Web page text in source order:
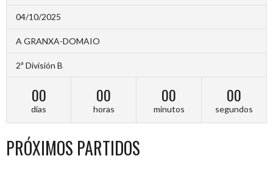
04/10/2025
A GRANXA-DOMAIO
2ª División B
00
días
00
horas
00
minutos
00
segundos
PRÓXIMOS PARTIDOS